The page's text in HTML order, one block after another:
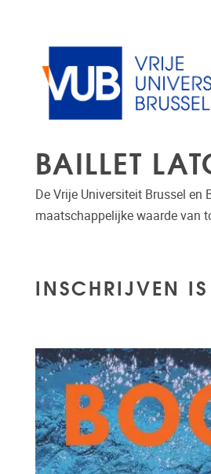
BAILLET
De Vrije Universiteit Brussel
maatschappelijke waarde van
INSCHRIJVEN